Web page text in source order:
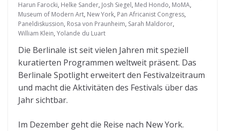
Harun Farocki, Helke Sander, Josh Siegel, Med Hondo, MoMA,
Museum of Modern Art, New York, Pan Africanist Congress,
Paneldiskussion, Rosa von Praunheim, Sarah Maldoror,
William Klein, Yolande du Luart
Die Berlinale ist seit vielen Jahren mit speziell
kuratierten Programmen weltweit präsent. Das
Berlinale Spotlight erweitert den Festivalzeitraum
und macht die Aktivitäten des Festivals über das
Jahr sichtbar.
Im Dezember geht die Reise nach New York.